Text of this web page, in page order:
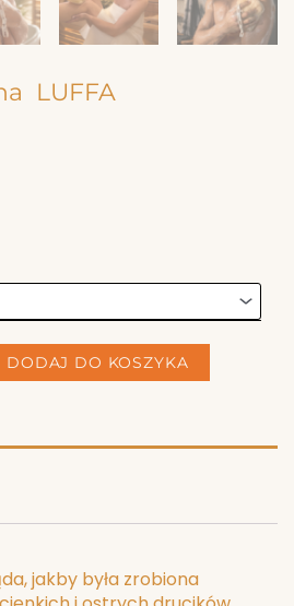
LUFFA
DODAJ DO KOSZYKA
jakby była zrobiona